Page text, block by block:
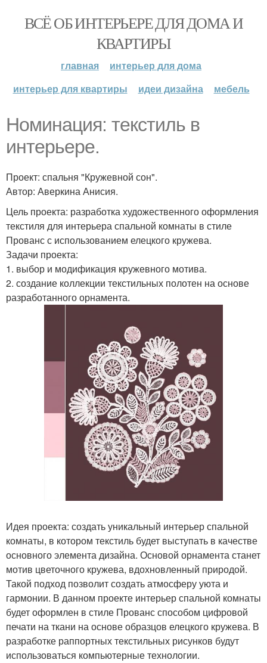
ВСЁ ОБ ИНТЕРЬЕРЕ ДЛЯ ДОМА И
КВАРТИРЫ
главная
интерьер для дома
интерьер для квартиры
идеи дизайна мебель
Номинация: текстиль в
интерьере.
Проект: спальня "Кружевной сон".
Автор: Аверкина Анисия.
Цель проекта: разработка художественного оформления
текстиля для интерьера спальной комнаты в стиле
Прованс с использованием елецкого кружева.
Задачи проекта:
1. выбор и модификация кружевного мотива.
2. создание коллекции текстильных полотен на основе
разработанного орнамента.
Идея проекта: создать уникальный интерьер спальной
комнаты, в котором текстиль будет выступать в качестве
основного элемента дизайна. Основой орнамента станет
мотив цветочного кружева, вдохновленный природой.
Такой подход позволит создать атмосферу уюта и
гармонии. В данном проекте интерьер спальной комнаты
будет оформлен в стиле Прованс способом цифровой
печати на ткани на основе образцов елецкого кружева. В
разработке раппортных текстильных рисунков будут
использоваться компьютерные технологии.